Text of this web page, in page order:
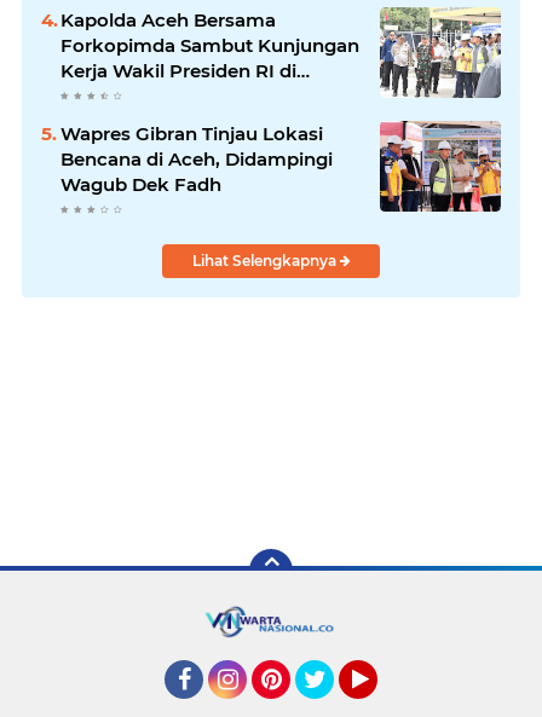
Kapolda Aceh Bersama
Forkopimda Sambut Kunjungan
Kerja Wakil Presiden RI di
Kabupaten Bireuen
Wapres Gibran Tinjau Lokasi
Bencana di Aceh, Didampingi
Wagub Dek Fadh
Lihat Selengkapnya